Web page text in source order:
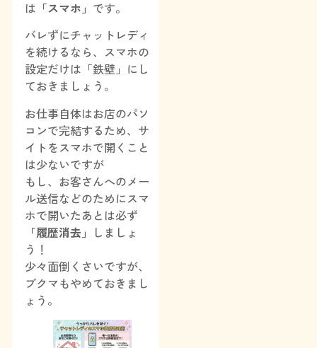
は 「スマホ」 です。
バレずにチャットレディ
を続けるなら、スマホの
設定だけは「鉄壁」にし
ておきましょう。
お仕事自体はお店のパソ
コンで完結するため、サ
イトをスマホで開くこと
は少ないですが
もし、お客さんへのメー
ル送信などのためにスマ
ホで開いたあとは必ず
「履歴消去」 しましょ
う！
少々面倒くさいですが、
ブクマもやめておきまし
ょう。